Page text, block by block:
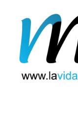
contenido